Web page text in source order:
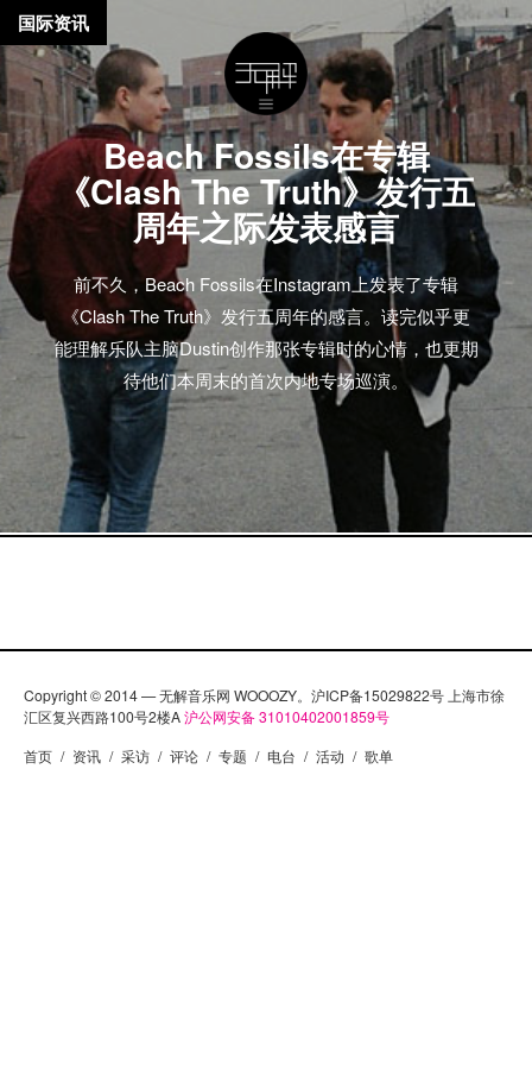
Beach Fossils在专辑
《Clash The Truth》发行五
周年之际发表感言
前不久，Beach Fossils在Instagram上发表了专辑
《Clash The Truth》发行五周年的感言。读完似乎更
能理解乐队主脑Dustin创作那张专辑时的心情，也更期
待他们本周末的首次内地专场巡演。
国际资讯
Copyright © 2014 — 无解音乐网 WOOOZY。沪ICP备15029822号 上海市徐
汇区复兴西路100号2楼A沪公网安备 31010402001859号
首页 / 资讯 / 采访 / 评论 / 专题 / 电台 / 活动 / 歌单